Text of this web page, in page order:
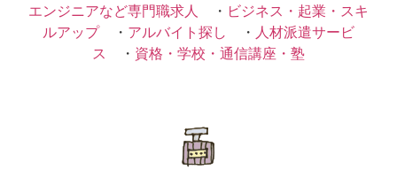
エンジニアなど専門職求人
・ ビジネス・起業・スキ
ルアップ・ アルバイト探し ・ 人材派遣サービ
ス ・ 資格・学校・通信講座・塾